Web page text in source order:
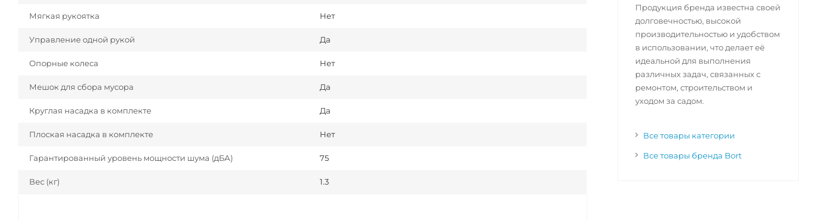
Мягкая рукоятка Нет
Управление одной рукой Да
Опорные колеса Нет
Мешок для сбора мусора Да
Круглая насадка в комплекте Да
Плоская насадка в комплекте Нет
Гарантированный уровень мощности шума (дБА) 75
Вес (кг) 1.3
Продукция бренда известна своей
долговечностью, высокой
производительностью и удобством
в использовании, что делает её
идеальной для выполнения
различных задач, связанных с
ремонтом, строительством и
уходом за садом.
Все товары категории
Все товары бренда Bort